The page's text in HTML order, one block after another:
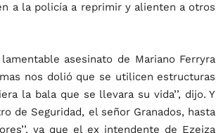
a la policía a reprimir y alienten a otros
asesinato de Mariano Ferryra
nos dolió que se utilicen estructuras
la bala que se llevara su vida’’, dijo. Y
de Seguridad, el señor Granados, hasta
ya que el ex intendente de Ezeiza